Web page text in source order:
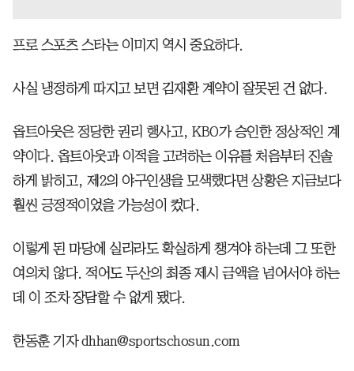
프로 스포츠 스타는 이미지 역시 중요하다.
사실 냉정하게 따지고 보면 김재환 계약이 잘못된 건 없다.
옵트아웃은 정당한 권리 행사고, KBO가 승인한 정상적인 계
약이다. 옵트아웃과 이적을 고려하는 이유를 처음부터 진솔
하게 밝히고, 제2의 야구인생을 모색했다면 상황은 지금보다
훨씬 긍정적이었을 가능성이 컸다.
이렇게 된 마당에 실리라도 확실하게 챙겨야 하는데 그 또한
여의치 않다. 적어도 두산의 최종 제시 금액을 넘어서야 하는
데 이 조차 장담할 수 없게 됐다.
한동훈 기자 dhhan@sportschosun.com